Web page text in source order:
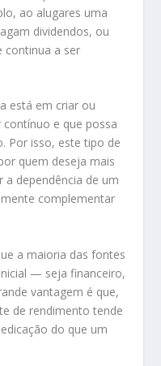
ao alugares uma
dividendos, ou
continua a ser
está em criar ou
e que possa
Por isso, este tipo de
quem deseja mais
a dependência de um
complementar
a maioria das fontes
— seja financeiro,
vantagem é que,
de rendimento tende
do que um